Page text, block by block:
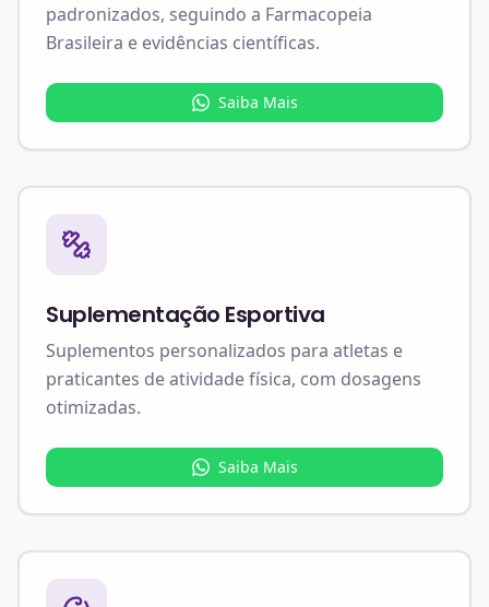
padronizados, seguindo a Farmacopeia
Brasileira e evidências científicas.
Saiba Mais
Suplementação Esportiva
Suplementos personalizados para atletas e
praticantes de atividade física, com dosagens
otimizadas.
Saiba Mais